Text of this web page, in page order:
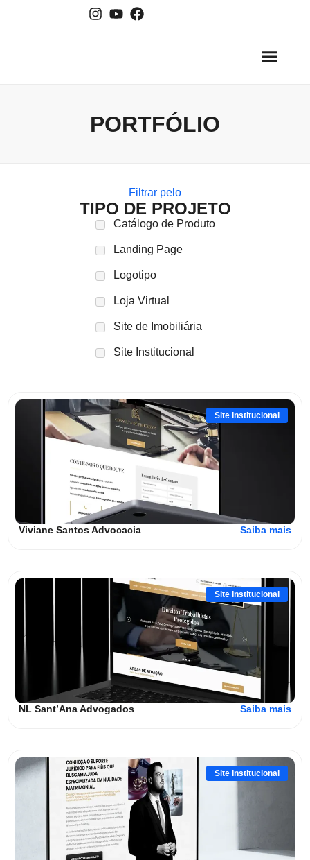
PORTFÓLIO
Filtrar pelo
TIPO DE PROJETO
Catálogo de Produto
Landing Page
Logotipo
Loja Virtual
Site de Imobiliária
Site Institucional
Site Institucional
Viviane Santos Advocacia Saiba mais
Site Institucional
NL Sant’Ana Advogados Saiba mais
Site Institucional